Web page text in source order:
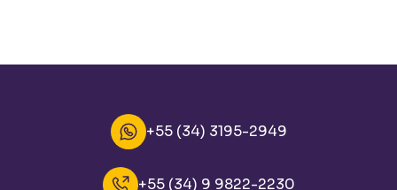
+55 (34) 3195-2949
+55 (34) 9 9822-2230